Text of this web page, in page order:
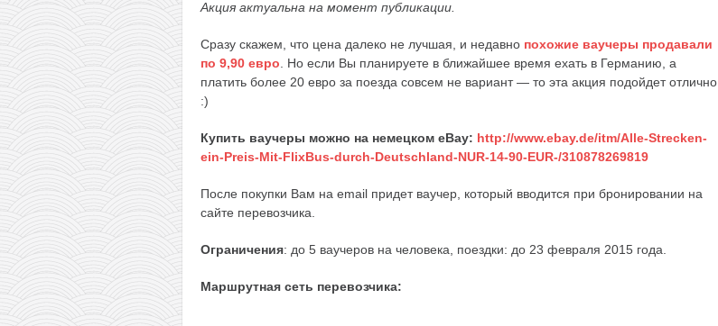
Акция актуальна на момент публикации.
Сразу скажем, что цена далеко не лучшая, и недавно похожие ваучеры продавали
по 9,90 евро . Но если Вы планируете в ближайшее время ехать в Германию, а
платить более 20 евро за поезда совсем не вариант — то эта акция подойдет отлично
:)
Купить ваучеры можно на немецком eBay: http://www.ebay.de/itm/Alle-Strecken-
ein-Preis-Mit-FlixBus-durch-Deutschland-NUR-14-90-EUR-/310878269819
После покупки Вам на email придет ваучер, который вводится при бронировании на
сайте перевозчика.
Ограничения: до 5 ваучеров на человека, поездки: до 23 февраля 2015 года.
Маршрутная сеть перевозчика: